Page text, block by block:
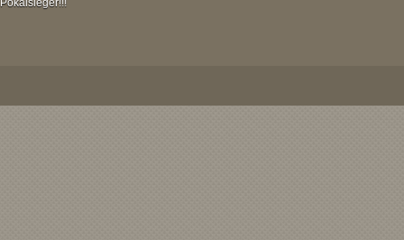
Pokalsieger!!!